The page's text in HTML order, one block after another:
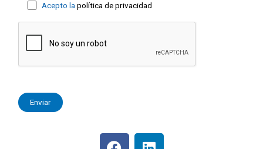
Acepto lapolítica de privacidad